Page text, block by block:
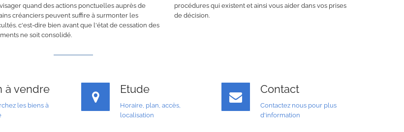
quand des actions ponctuelles auprès de
créanciers peuvent suffire à surmonter les
c'est-dire bien avant que l'état de cessation des
ne soit consolidé.
procédures qui existent et ainsi vous aider dans vos prises
de décision.
à vendre
les biens à
Etude
Horaire, plan, accès,
localisation
Contact
Contactez nous pour plus
d'information